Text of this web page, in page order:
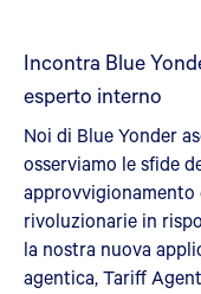
Incontra Blue
esperto interno
Noi di Blue Yonder
osserviamo le sfide
approvvigionamento
rivoluzionarie in
la nostra nuova
agentica, Tariff